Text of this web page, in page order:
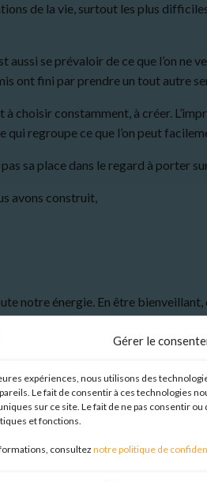
Gérer le
expériences, nous utilisons des
Le fait de consentir à ces technologies
sur ce site. Le fait de ne pas consentir
et fonctions.
consultez notre politique de
de la vie, surtout les plus
aussi se prévaloir de ce que l’on ne
ont fini par prendre un tout autre
à choisir constamment, à créer.
qui regroupe ce que l’on peut
pas sa place dans le regard à porter
avons construit,
notre énergie. En être bienveillant,
Elles comprennent les
les biens appartenant à l’assuré.
en charge les conséquences
tiers.
biens et de responsabilités: